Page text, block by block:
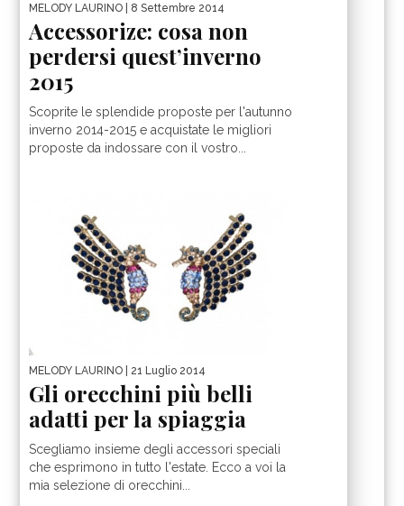
MELODY LAURINO | 8 Settembre 2014
Accessorize: cosa non
perdersi quest’inverno
2015
Scoprite le splendide proposte per l'autunno
inverno 2014-2015 e acquistate le migliori
proposte da indossare con il vostro...
MELODY LAURINO | 21 Luglio 2014
Gli orecchini più belli
adatti per la spiaggia
Scegliamo insieme degli accessori speciali
che esprimono in tutto l'estate. Ecco a voi la
mia selezione di orecchini...